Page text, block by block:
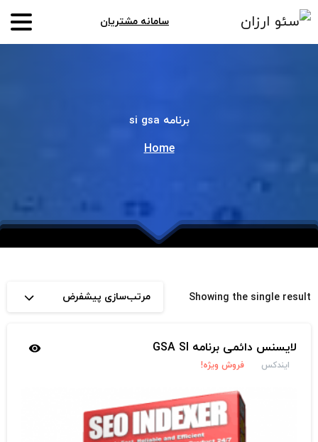
سامانه مشتریان
برنامه gsa
si
Home
Showing the single result مرتب‌سازی پیشفرض
لایسنس دائمی برنامه GSA SI
ایندکس فروش ویژه!